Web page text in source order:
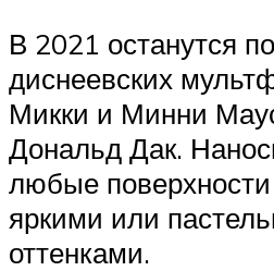
В 2021 останутся
диснеевских
Микки и Минни
Дональд Дак.
любые поверхности
яркими или
оттенками.